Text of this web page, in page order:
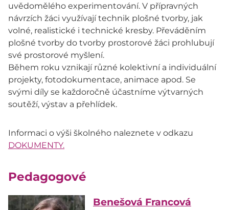
uvědomělého experimentování. V přípravných
návrzích žáci využívají technik plošné tvorby, jak
volné, realistické i technické kresby. Převáděním
plošné tvorby do tvorby prostorové žáci prohlubují
své prostorové myšlení.
Během roku vznikají různé kolektivní a individuální
projekty, fotodokumentace, animace apod. Se
svými díly se každoročně účastníme výtvarných
soutěží, výstav a přehlídek.
Informaci o výši školného naleznete v odkazu
DOKUMENTY.
Pedagogové
Benešová Francová